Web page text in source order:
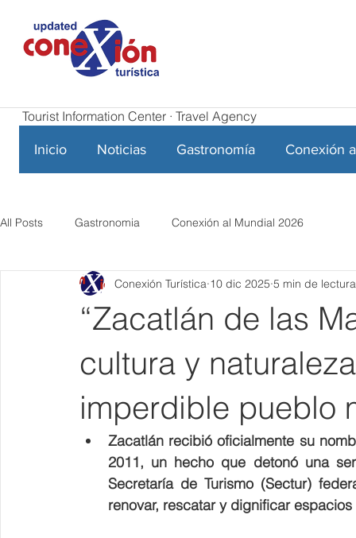
Tourist Information Center · Travel Agency
Inicio Noticias Gastronomía Conexión
All Posts Gastronomia Conexión al Mundial 2026
“Zacatlán de las
cultura y
imperdible pueblo
Conexión Turística 10 dic 2025 5 min de lectura
Zacatlán recibió oficialmente su
2011, un hecho que detonó una
Secretaría de Turismo (Sectur)
renovar, rescatar y dignificar